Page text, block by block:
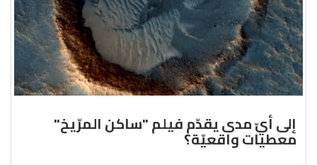
إلى أيّ مدى يقدّم فيلم "ساكن المرّيخ"
معطيات واقعيّة؟